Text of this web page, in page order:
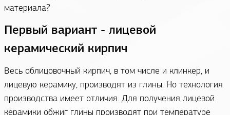
материала?
Первый вариант - лицевой
керамический кирпич
Весь облицовочный кирпич, в том числе и клинкер, и
лицевую керамику, производят из глины. Но технология
производства имеет отличия. Для получения лицевой
керамики обжиг глины производят при температуре